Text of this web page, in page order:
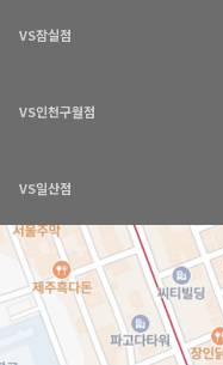
VS잠실점
VS인천구월점
VS일산점